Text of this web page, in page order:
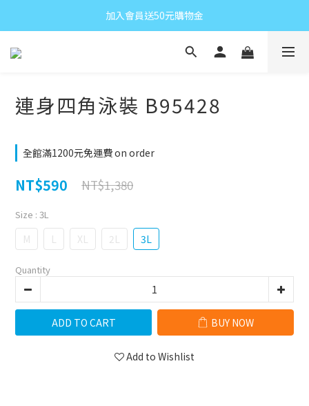
加入會員送50元購物金
連身四角泳裝 B95428
全館滿1200元免運費 on order
NT$590 NT$1,380
Size : 3L
M L XL 2L 3L
Quantity
ADD TO CART BUY NOW
Add to Wishlist